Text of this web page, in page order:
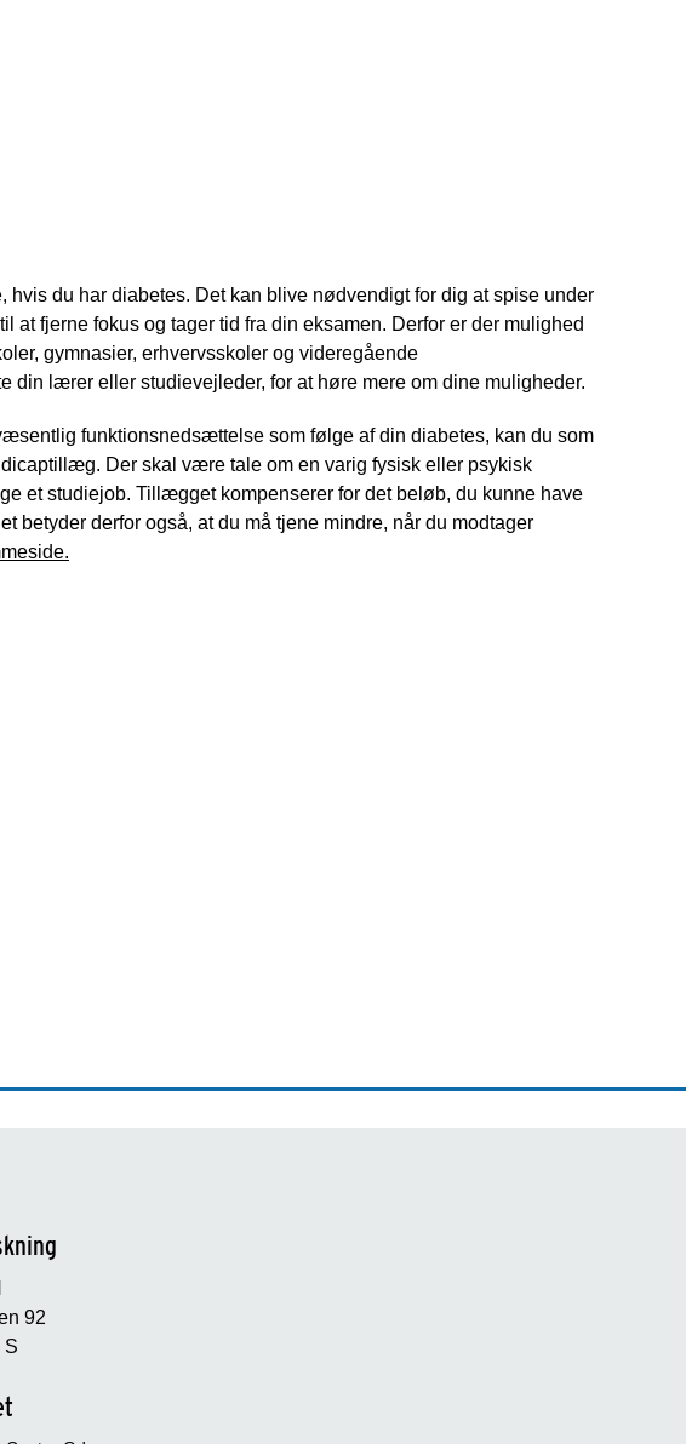
du har diabetes. Det kan blive nødvendigt for dig at spise under
fjerne fokus og tager tid fra din eksamen. Derfor er der mulighed
gymnasier, erhvervsskoler og videregående
din lærer eller studievejleder, for at høre mere om dine muligheder.
funktionsnedsættelse som følge af din diabetes, kan du som
Der skal være tale om en varig fysisk eller psykisk
et studiejob. Tillægget kompenserer for det beløb, du kunne have
betyder derfor også, at du må tjene mindre, når du modtager
92
S